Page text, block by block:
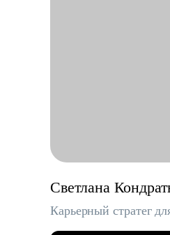
Светлана
Карьерный стратег